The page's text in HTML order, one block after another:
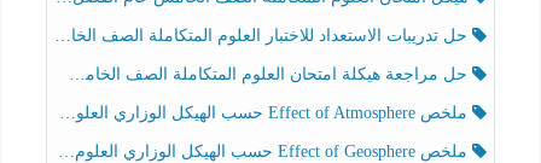
حل تدريبات الاستعداد للاختبار العلوم المتكاملة الصف الخامس عام الفصل الثالث
حل مراجعة هيكلة امتحان العلوم المتكاملة الصف الخامس انسبير الفصل الثالث
ملخص Effect of Atmosphere حسب الهيكل الوزاري العلوم المتكاملة الصف الخامس انسبير الفصل الثالث
ملخص Effect of Geosphere حسب الهيكل الوزاري العلوم المتكاملة الصف الخامس انسبير الفصل الثالث